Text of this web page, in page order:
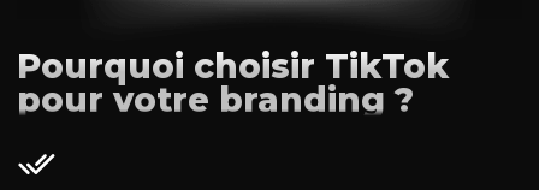
Pourquoi choisir TikTok
pour votre branding ?